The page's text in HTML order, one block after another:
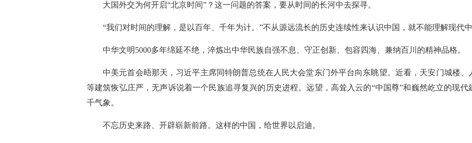
大国外交为何开启“北京时间”？这一问题的答案，要从时间的长河中去探寻。
“我们对时间的理解，是以百年、千年为计。”不从源远流长的历史连续性来认识中国，就不能理解现代
中华文明5000多年绵延不绝，淬炼出中华民族自强不息、守正创新、包容四海、兼纳百川的精神品格。
中美元首会晤那天，习近平主席同特朗普总统在人民大会堂东门外平台向东眺望。近看，天安门城楼
等建筑恢弘庄严，无声诉说着一个民族追寻复兴的历史进程。远望，高耸入云的“中国尊”和巍然屹立的现
千气象。
不忘历史来路、开辟崭新前路。这样的中国，给世界以启迪。